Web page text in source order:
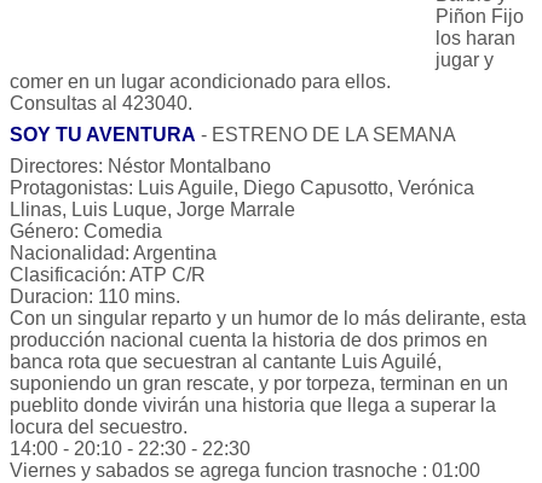
Piñon Fijo
los haran
jugar y
comer en un lugar acondicionado para ellos.
Consultas al 423040.
SOY TU AVENTURA - ESTRENO DE LA SEMANA
Directores: Néstor Montalbano
Protagonistas: Luis Aguile, Diego Capusotto, Verónica
Llinas, Luis Luque, Jorge Marrale
Género: Comedia
Nacionalidad: Argentina
Clasificación: ATP C/R
Duracion: 110 mins.
Con un singular reparto y un humor de lo más delirante, esta
producción nacional cuenta la historia de dos primos en
banca rota que secuestran al cantante Luis Aguilé,
suponiendo un gran rescate, y por torpeza, terminan en un
pueblito donde vivirán una historia que llega a superar la
locura del secuestro.
14:00 - 20:10 - 22:30 - 22:30
Viernes y sabados se agrega funcion trasnoche : 01:00